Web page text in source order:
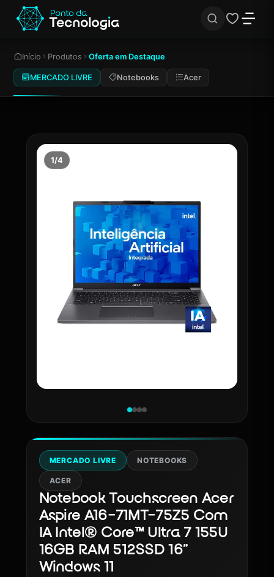
Início Produtos Oferta em Destaque
MERCADO LIVRE Notebooks Acer
1/4
MERCADO LIVRE NOTEBOOKS
ACER
Notebook Touchscreen Acer
Aspire A16-71MT-75Z5 Com
IA Intel® Core™ Ultra 7 155U
16GB RAM 512SSD 16”
Windows 11